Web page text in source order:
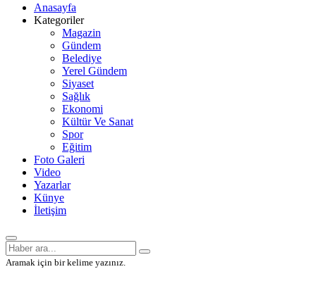
Anasayfa
Kategoriler
Magazin
Gündem
Belediye
Yerel Gündem
Siyaset
Sağlık
Ekonomi
Kültür Ve Sanat
Spor
Eğitim
Foto Galeri
Video
Yazarlar
Künye
İletişim
Aramak için bir kelime yazınız.